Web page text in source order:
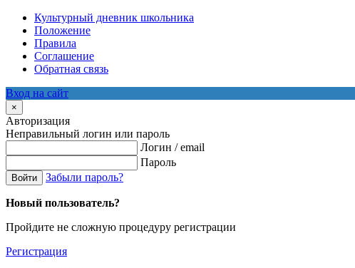
Культурный дневник школьника
Положение
Правила
Соглашение
Обратная связь
Вход на сайт
×
Авторизация
Неправильный логин или пароль
Логин / email
Пароль
Войти Забыли пароль?
Новый пользователь?
Пройдите не сложную процедуру регистрации
Регистрация